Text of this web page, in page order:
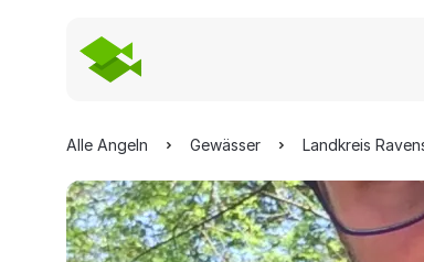
Alle Angeln Gewässer Landkreis